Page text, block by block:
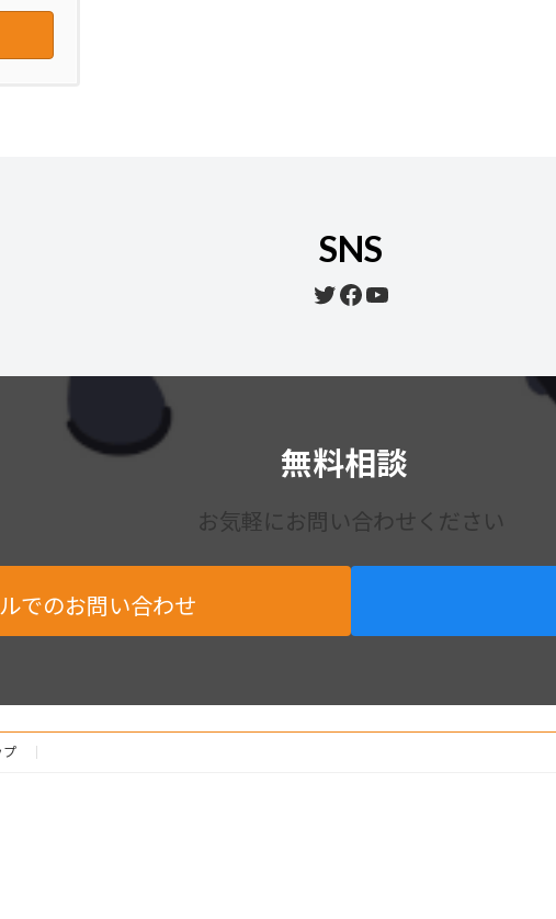
SNS
Twitter
Facebook
YouTube
無料相談
お気軽にお問い合わせください
でのお問い合わせ
プ